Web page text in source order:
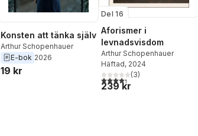
Konsten att tänka själv
Arthur Schopenhauer
E-bok 2026
19 kr
Del 16
Aforismer i
levnadsvisdom
Arthur Schopenhauer
Häftad, 2024
4,3utav 5 stjärnor. Totalt
(3)
239 kr